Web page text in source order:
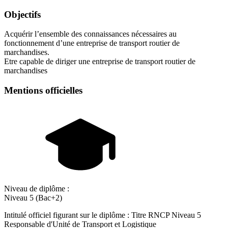
Objectifs
Acquérir l’ensemble des connaissances nécessaires au
fonctionnement d’une entreprise de transport routier de
marchandises.
Etre capable de diriger une entreprise de transport routier de
marchandises
Mentions officielles
Niveau de diplôme :
Niveau 5 (Bac+2)
Intitulé officiel figurant sur le diplôme : Titre RNCP Niveau 5
Responsable d'Unité de Transport et Logistique